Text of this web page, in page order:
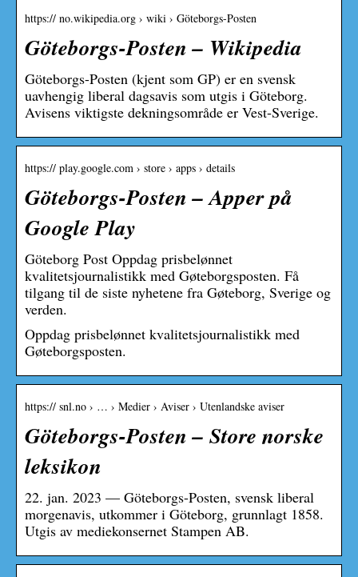
https:// no.wikipedia.org › wiki › Göteborgs-Posten
Göteborgs-Posten – Wikipedia
Göteborgs-Posten (kjent som GP) er en svensk
uavhengig liberal dagsavis som utgis i Göteborg.
Avisens viktigste dekningsområde er Vest-Sverige.
https:// play.google.com › store › apps › details
Göteborgs-Posten – Apper på
Google Play
Göteborg Post Oppdag prisbelønnet
kvalitetsjournalistikk med Gøteborgsposten. Få
tilgang til de siste nyhetene fra Gøteborg, Sverige og
verden.
Oppdag prisbelønnet kvalitetsjournalistikk med
Gøteborgsposten.
https:// snl.no › … › Medier › Aviser › Utenlandske aviser
Göteborgs-Posten – Store norske
leksikon
22. jan. 2023 — Göteborgs-Posten, svensk liberal
morgenavis, utkommer i Göteborg, grunnlagt 1858.
Utgis av mediekonsernet Stampen AB.